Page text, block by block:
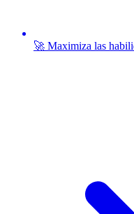
🚀 Maximiza las